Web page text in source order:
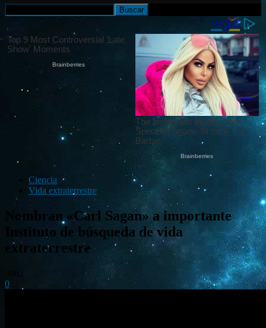
Ciencia
Vida extraterrestre
Nombran «Carl Sagan» a importante
Instituto de búsqueda de vida
extraterrestre
0